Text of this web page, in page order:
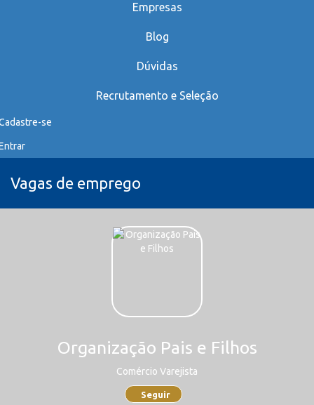
Empresas
Blog
Dúvidas
Recrutamento e Seleção
se
Vagas de emprego
Organização Pais e Filhos
Comércio Varejista
Seguir